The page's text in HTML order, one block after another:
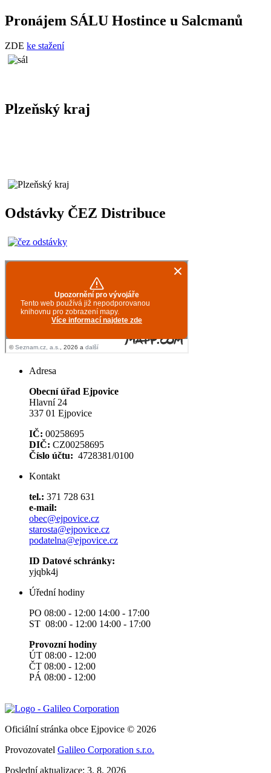
Pronájem SÁLU Hostince u Salcmanů
ZDE ke stažení
Plzeňský kraj
Odstávky ČEZ Distribuce
Adresa
Obecní úřad Ejpovice
Hlavní 24
337 01 Ejpovice
IČ: 00258695
DIČ: CZ00258695
Číslo účtu: 4728381/0100
Kontakt
tel.: 371 728 631
e-mail:
obec@ejpovice.cz
starosta@ejpovice.cz
podatelna@ejpovice.cz
ID Datové schránky:
yjqbk4j
Úřední hodiny
PO 08:00 - 12:00 14:00 - 17:00
ST 08:00 - 12:00 14:00 - 17:00
Provozní hodiny
ÚT 08:00 - 12:00
ČT 08:00 - 12:00
PÁ 08:00 - 12:00
Oficiální stránka obce Ejpovice © 2026
Provozovatel Galileo Corporation s.r.o.
Poslední aktualizace: 3. 8. 2026